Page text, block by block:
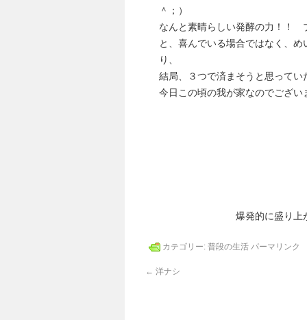
＾；）
なんと素晴らしい発酵の力！！
と、喜んでいる場合ではなく、
り、
結局、３つで済まそうと思って
今日この頃の我が家なのでござい
爆発的に盛り上がり、蓋
カテゴリー: 普段の生活 パーマリンク
← 洋ナシ